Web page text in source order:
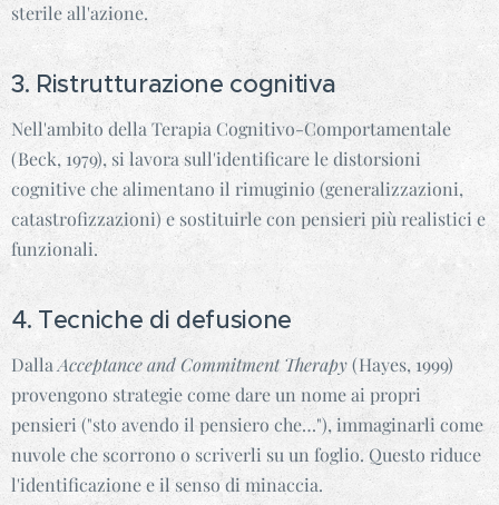
sterile all'azione.
3. Ristrutturazione cognitiva
Nell'ambito della Terapia Cognitivo-Comportamentale
(Beck, 1979), si lavora sull'identificare le distorsioni
cognitive che alimentano il rimuginio (generalizzazioni,
catastrofizzazioni) e sostituirle con pensieri più realistici e
funzionali.
4. Tecniche di defusione
DallaAcceptance and Commitment Therapy(Hayes, 1999)
provengono strategie come dare un nome ai propri
pensieri ("sto avendo il pensiero che…"), immaginarli come
nuvole che scorrono o scriverli su un foglio. Questo riduce
l'identificazione e il senso di minaccia.